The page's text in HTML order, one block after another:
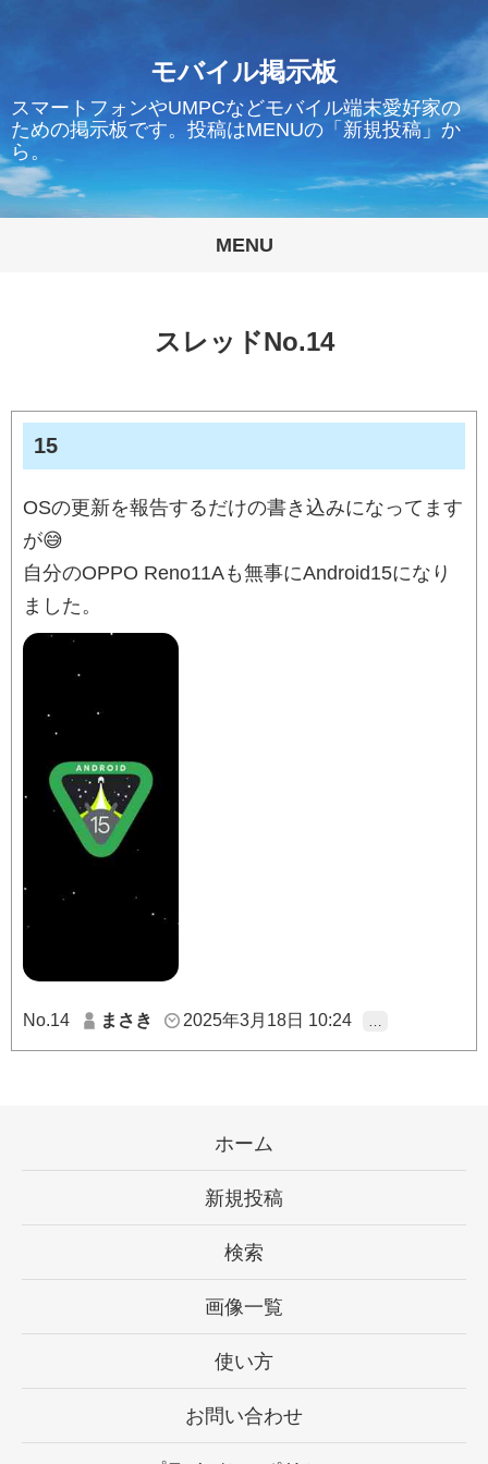
モバイル掲示板
スマートフォンやUMPCなどモバイル端末愛好家の
ための掲示板です。投稿はMENUの「新規投稿」か
ら。
MENU
スレッドNo.14
15
OSの更新を報告するだけの書き込みになってます
が😅
自分のOPPO Reno11Aも無事にAndroid15になり
ました。
No.14 まさき 2025年3月18日 10:24
ホーム
新規投稿
検索
画像一覧
使い方
お問い合わせ